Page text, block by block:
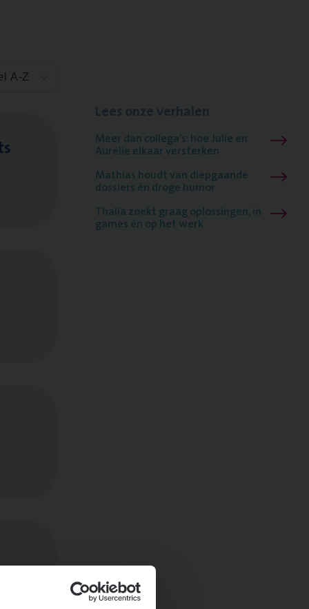
A-Z
Meer dan collega’s: hoe Julie en
Aurélie elkaar versterken
Mathias houdt van diepgaande
dossiers én droge humor
Thalia zoekt graag oplossingen, in
games én op het werk